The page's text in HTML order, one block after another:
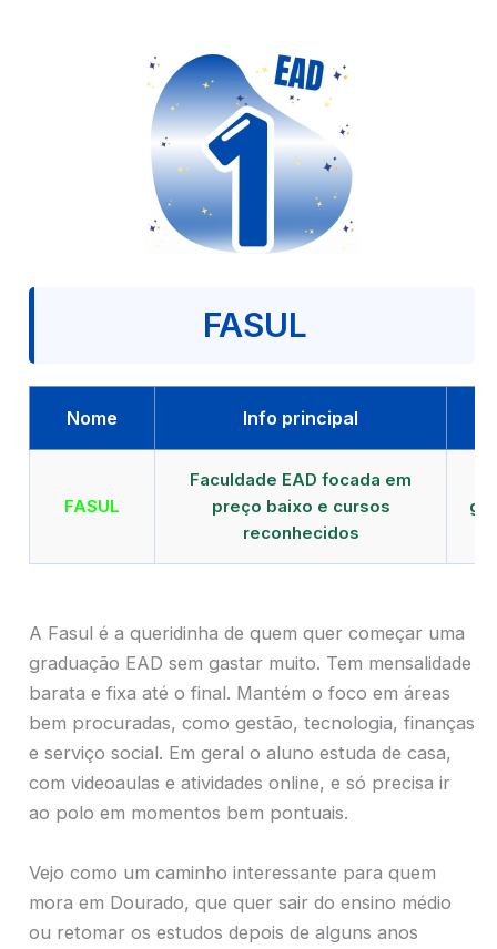
FASUL
Nome Info principal
FASUL
Faculdade EAD focada em
preço baixo e cursos
reconhecidos
A Fasul é a queridinha de quem quer começar uma
graduação EAD sem gastar muito. Tem mensalidade
barata e fixa até o final. Mantém o foco em áreas
bem procuradas, como gestão, tecnologia, finanças
e serviço social. Em geral o aluno estuda de casa,
com videoaulas e atividades online, e só precisa ir
ao polo em momentos bem pontuais.
Vejo como um caminho interessante para quem
mora em Dourado, que quer sair do ensino médio
ou retomar os estudos depois de alguns anos